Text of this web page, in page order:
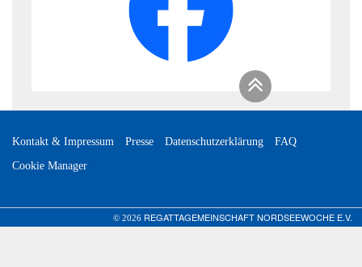
Kontakt & Impressum Presse Datenschutzerklärung
FAQ
Cookie Manager
© 2026 REGATTAGEMEINSCHAFT NORDSEEWOCHE E.V.